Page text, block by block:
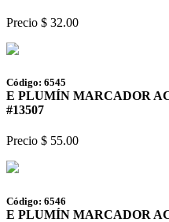
Precio $ 32.00
Código: 6545
E PLUMÍN MARCADOR
#13507
Precio $ 55.00
Código: 6546
E PLUMÍN MARCADOR